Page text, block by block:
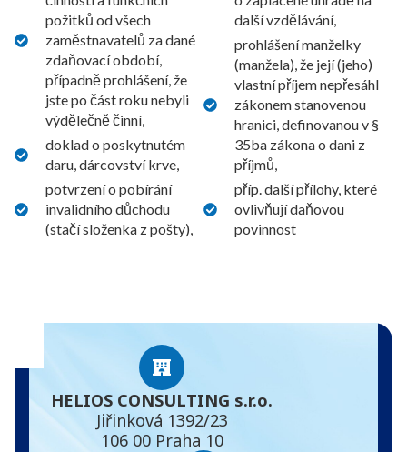
požitků od všech
zaměstnavatelů za dané
zdaňovací období,
případně prohlášení, že
jste po část roku nebyli
výdělečně činní,
doklad o poskytnutém
daru, dárcovství krve,
potvrzení o pobírání
invalidního důchodu
(stačí složenka z pošty),
další vzdělávání,
prohlášení manželky
(manžela), že její (jeho)
vlastní příjem nepřesáhl
zákonem stanovenou
hranici, definovanou v §
35ba zákona o dani z
příjmů,
příp. další přílohy, které
ovlivňují daňovou
povinnost
HELIOS CONSULTING s.r.o.
Jiřinková 1392/23
106 00 Praha 10